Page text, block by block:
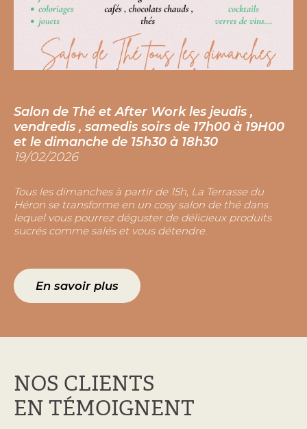
D and R : Déco et Resto , nombreux objets
et meubles à vendre au Restaurant
05/04/2023
vous proposons de nombreux accessoires, objets et
même meubles, pour décorer votre intérieur. Les prix
sont indiqués sur chaque article. N'hésitez pas à vous
renseigner auprès de notre équipe en salle si vous êtes
Salon de Thé et After Work les jeudis ,
vendredis , samedis soirs de 17h00 à 19H00
et le dimanche de 15h30 à 18h30
19/02/2026
Tous les dimanches à partir de 15h, La Terrasse du
Héron se transforme en un cosy salon de thé dans
lequel vous pourrez déguster de délicieux produits
sucrés comme salés et vous détendre.
En savoir plus
NOS CLIENTS
EN TÉMOIGNENT